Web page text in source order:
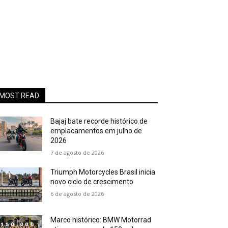
MOST READ
Bajaj bate recorde histórico de
emplacamentos em julho de
2026
7 de agosto de 2026
Triumph Motorcycles Brasil inicia
novo ciclo de crescimento
6 de agosto de 2026
Marco histórico: BMW Motorrad